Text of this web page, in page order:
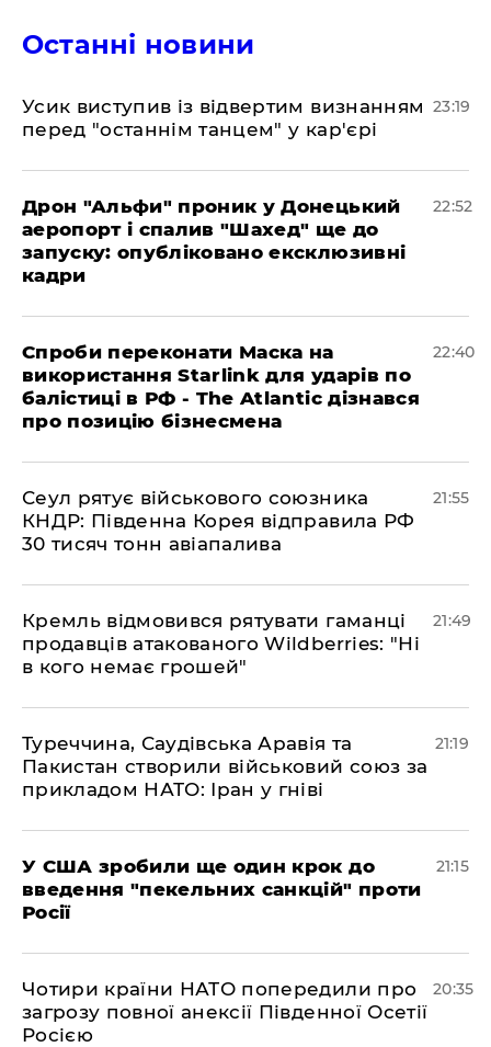
Останні новини
​Усик виступив із відвертим визнанням
перед "останнім танцем" у кар'єрі
23:19
​Дрон "Альфи" проник у Донецький
аеропорт і спалив "Шахед" ще до
запуску: опубліковано ексклюзивні
кадри
22:52
​Спроби переконати Маска на
використання Starlink для ударів по
балістиці в РФ - The Atlantic дізнався
про позицію бізнесмена
22:40
​Сеул рятує військового союзника
КНДР: Південна Корея відправила РФ
30 тисяч тонн авіапалива
21:55
​Кремль відмовився рятувати гаманці
продавців атакованого Wildberries: "Ні
в кого немає грошей"
21:49
​Туреччина, Саудівська Аравія та
Пакистан створили військовий союз за
прикладом НАТО: Іран у гніві
21:19
​У США зробили ще один крок до
введення "пекельних санкцій" проти
Росії
21:15
​Чотири країни НАТО попередили про
загрозу повної анексії Південної Осетії
Росією
20:35